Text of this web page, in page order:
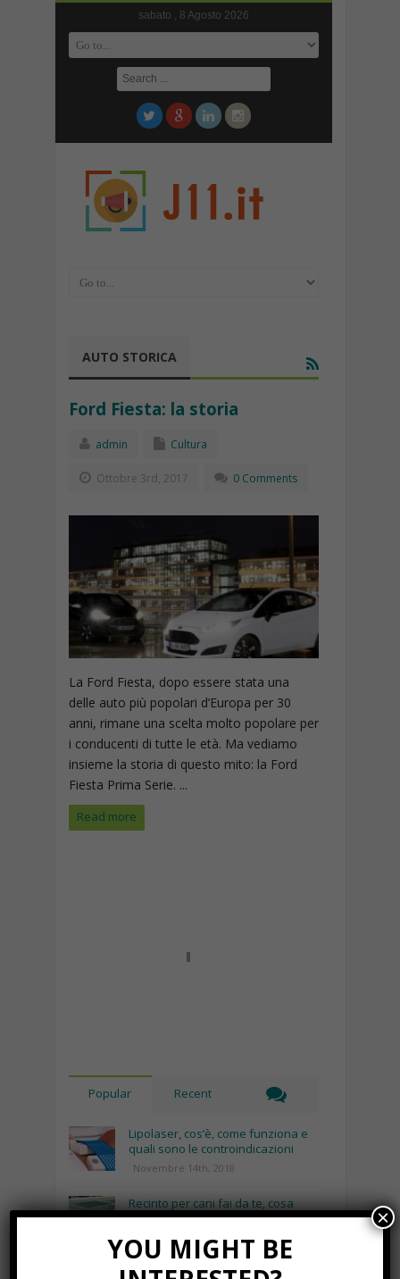
sabato , 8 Agosto 2026
AUTO STORICA
Ford Fiesta: la storia
admin Cultura
Ottobre 3rd, 2017 0 Comments
La Ford Fiesta, dopo essere stata una
delle auto più popolari d’Europa per 30
anni, rimane una scelta molto popolare per
i conducenti di tutte le età. Ma vediamo
insieme la storia di questo mito: la Ford
Fiesta Prima Serie. ...
Read more
Popular Recent
Lipolaser, cos’è, come funziona e
quali sono le controindicazioni
Novembre 14th, 2018
Recinto per cani fai da te, cosa
serve e come costruirlo
Gennaio 8th, 2018
Consigli utili per pulire le borse in
YOU MIGHT BE
×